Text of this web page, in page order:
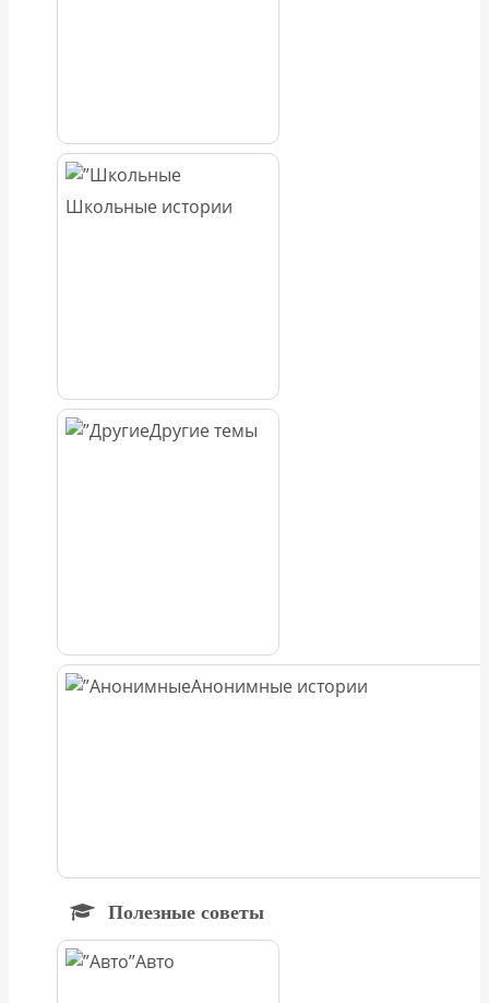
Школьные истории
Другие темы
Анонимные истории
Полезные советы
Авто